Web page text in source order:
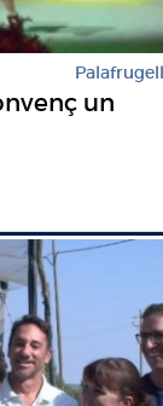
Palafrugell
un